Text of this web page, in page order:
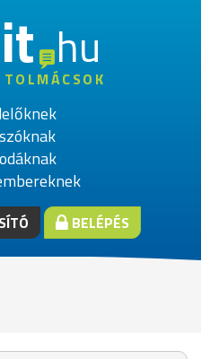
hu
BELÉPÉS